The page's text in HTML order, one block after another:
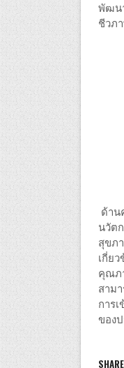
พัฒน
ชีวภ
ด้าน
นวัต
สุขภ
เกี่ย
คุณภ
สาม
การ
ของ